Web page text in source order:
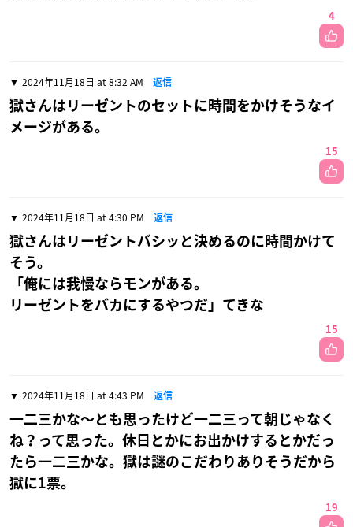
4
2024年11月18日 at 8:32 AM 返信
獄さんはリーゼントのセットに時間をかけそうなイ
メージがある。
15
2024年11月18日 at 4:30 PM 返信
獄さんはリーゼントバシッと決めるのに時間かけて
そう。
「俺には我慢ならモンがある。
リーゼントをバカにするやつだ」てきな
15
2024年11月18日 at 4:43 PM 返信
一二三かな〜とも思ったけど一二三って朝じゃなく
ね？って思った。休日とかにお出かけするとかだっ
たら一二三かな。獄は謎のこだわりありそうだから
獄に1票。
19